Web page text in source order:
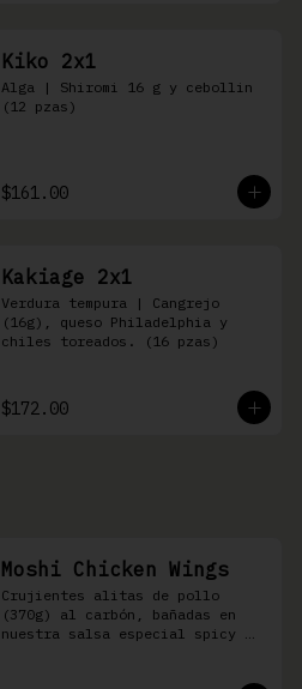
Kiko 2x1
Alga | Shiromi 16 g y cebollin
(12 pzas)
$161.00
Kakiage 2x1
Verdura tempura | Cangrejo
(16g), queso Philadelphia y
chiles toreados. (16 pzas)
$172.00
Moshi Chicken Wings
Crujientes alitas de pollo
(370g) al carbón, bañadas en
nuestra salsa especial spicy